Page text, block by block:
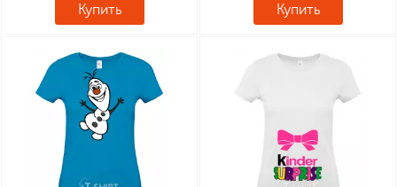
Купить Купить